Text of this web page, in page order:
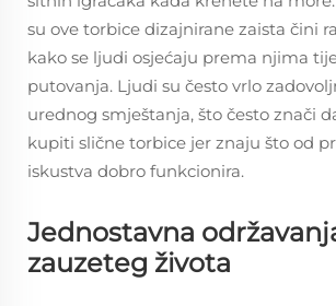
su ove torbice dizajnirane zaista čini
kako se ljudi osjećaju prema njima
putovanja. Ljudi su često vrlo
urednog smještanja, što često znači
kupiti slične torbice jer znaju što od
iskustva dobro funkcionira.
Jednostavna
zauzeteg života